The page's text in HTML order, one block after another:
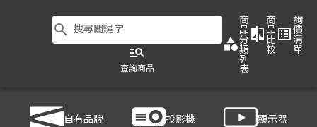
search 搜尋關鍵字
manage_search
查詢商品
category
商
品
分
類
列
表
compare
商
品
比
較
list_alt
詢
價
清
單
自有品牌 投影機 顯示器
HANWELL 捍衛科技 VW-B104H